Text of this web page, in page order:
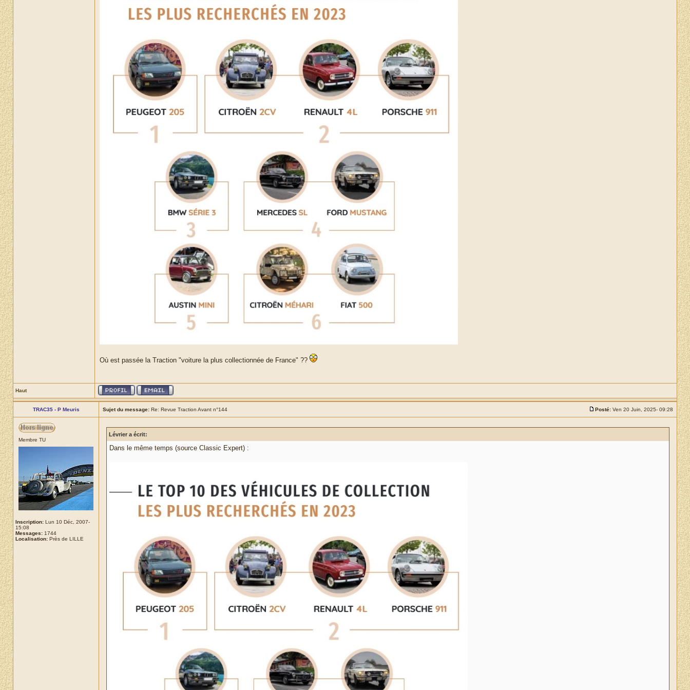
Où est passée la Traction "voiture la plus collectionnée de France" ??
Haut
TRAC35 - P Meuris Sujet du message: Re: Revue Traction Avant n°144 Posté: Ven 20 Juin, 2025- 09:28
Membre TU
Inscription: Lun 10 Déc, 2007-
15:08
Messages: 1744
Localisation: Près de LILLE
Lévrier a écrit:
Dans le même temps (source Classic Expert) :